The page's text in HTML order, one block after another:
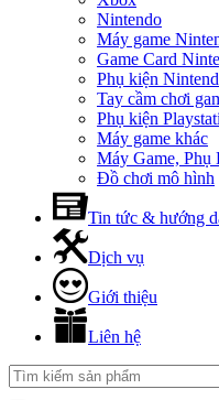
Nintendo
Máy game
Game Card
Phụ kiện
Tay cầm chơi
Phụ kiện
Máy game khác
Máy Game, Phụ
Đồ chơi mô hình
Tin tức & hướng
Dịch vụ
Giới thiệu
Liên hệ